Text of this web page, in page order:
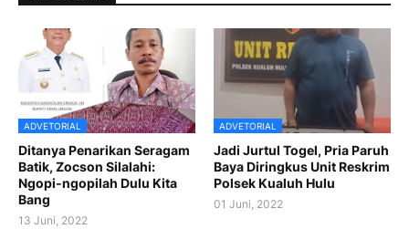
ADVETORIAL
Ditanya Penarikan Seragam
Batik, Zocson Silalahi:
Ngopi-ngopilah Dulu Kita
Bang
13 Juni, 2022
ADVETORIAL
Jadi Jurtul Togel, Pria Paruh
Baya Diringkus Unit Reskrim
Polsek Kualuh Hulu
01 Juni, 2022